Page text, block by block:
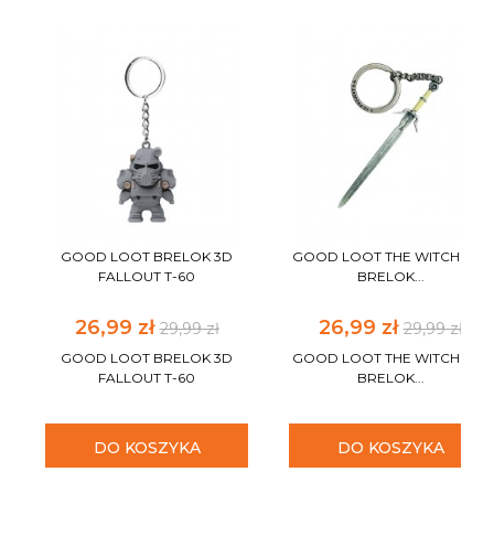
GOOD LOOT BRELOK 3D
FALLOUT T-60
26,99 zł29,99 zł
GOOD LOOT BRELOK 3D
FALLOUT T-60
DO KOSZYKA
GOOD LOOT THE WITCHER 3
BRELOK...
26,99 zł29,99 zł
GOOD LOOT THE WITCHER 3
BRELOK...
DO KOSZYKA